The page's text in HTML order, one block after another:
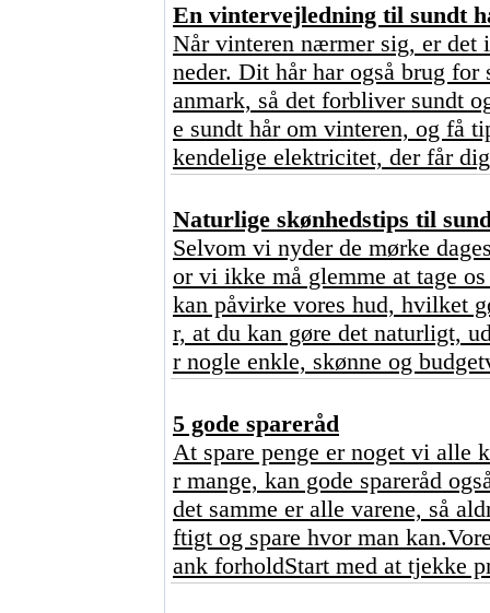
En vintervejledning til sundt
Når vinteren nærmer sig, er det
neder. Dit hår har også brug
anmark, så det forbliver sundt
e sundt hår om vinteren, og få
kendelige elektricitet, der får
Naturlige skønhedstips til
Selvom vi nyder de mørke
or vi ikke må glemme at tage
kan påvirke vores hud, hvilket
r, at du kan gøre det naturligt,
r nogle enkle, skønne og
5 gode spareråd
At spare penge er noget vi alle
r mange, kan gode spareråd
det samme er alle varene, så
ftigt og spare hvor man
ank forholdStart med at tjekke